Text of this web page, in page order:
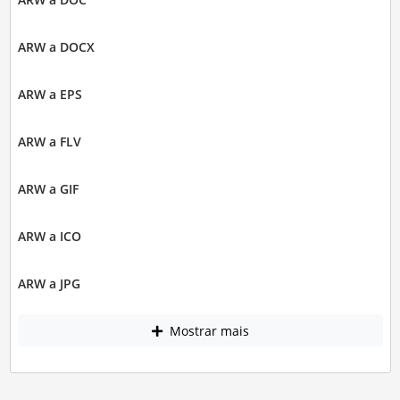
ARW a DOCX
ARW a EPS
ARW a FLV
ARW a GIF
ARW a ICO
ARW a JPG
Mostrar mais